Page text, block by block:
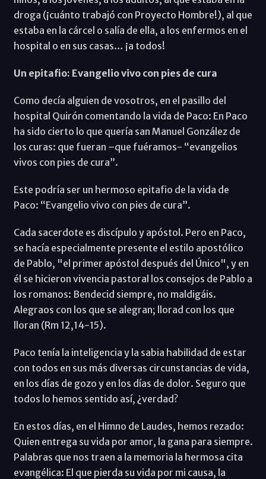
droga (¡cuánto trabajó con Proyecto Hombre!), al que
estaba en la cárcel o salía de ella, a los enfermos en el
hospital o en sus casas… ¡a todos!
Un epitafio: Evangelio vivo con pies de cura
Como decía alguien de vosotros, en el pasillo del
hospital Quirón comentando la vida de Paco: En Paco
ha sido cierto lo que quería san Manuel González de
los curas: que fueran –que fuéramos- “evangelios
vivos con pies de cura”.
Este podría ser un hermoso epitafio de la vida de
Paco: “Evangelio vivo con pies de cura”.
Cada sacerdote es discípulo y apóstol. Pero en Paco,
se hacía especialmente presente el estilo apostólico
de Pablo, "el primer apóstol después del Único", y en
él se hicieron vivencia pastoral los consejos de Pablo a
los romanos: Bendecid siempre, no maldigáis.
Alegraos con los que se alegran; llorad con los que
lloran (Rm 12,14-15).
Paco tenía la inteligencia y la sabia habilidad de estar
con todos en sus más diversas circunstancias de vida,
en los días de gozo y en los días de dolor. Seguro que
todos lo hemos sentido así, ¿verdad?
En estos días, en el Himno de Laudes, hemos rezado:
Quien entrega su vida por amor, la gana para siempre.
Palabras que nos traen a la memoria la hermosa cita
evangélica: El que pierda su vida por mi causa, la